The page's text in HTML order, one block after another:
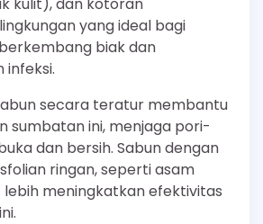
yang ideal bagi
biak dan
infeksi.
secara teratur membantu
sumbatan ini, menjaga pori-
dan bersih. Sabun dengan
ringan, seperti asam
lebih meningkatkan efektivitas